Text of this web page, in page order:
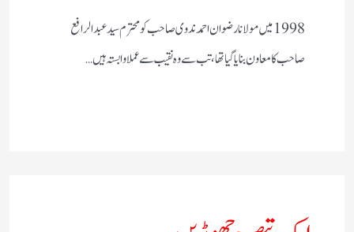
1998 میں مولانا رضوان احمد ندوی صاحب کو محترم سید عبدالرافع
صاحب کا معاون بنایا گیا تھا ،تب سے وہ نقیب سے عملا وابستہ ہیں…